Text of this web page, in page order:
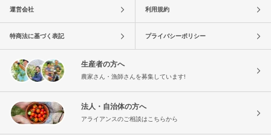
運営会社 利用規約
特商法に基づく表記 プライバシーポリシー
生産者の方へ
農家さん・漁師さんを募集しています!
法人・自治体の方へ
アライアンスのご相談はこちらから